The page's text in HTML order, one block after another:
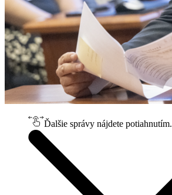
Ďalšie správy nájdete potiahnutím.